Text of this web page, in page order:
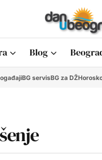
Blog
BG servisBG za DŽ